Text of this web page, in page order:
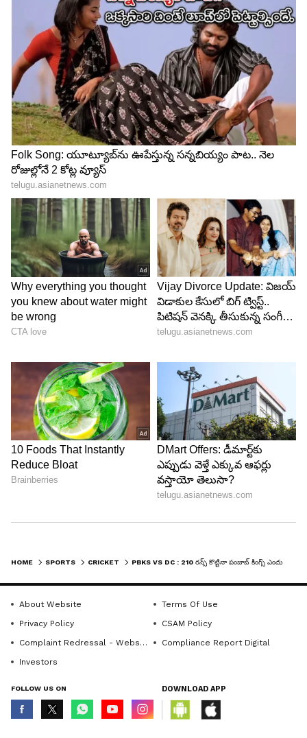
ఉంది. ముఖ్యంగా అక్షర్ పటేల్, ట్రిస్టన్ స్టబ్స్ ఇచ్చిన
సులువైన క్యాచ్‌లను పంజాబ్ ఫీల్డర్లు నేలపాలు చేశారు. డీప్
స్క్వేర్ లెగ్ వద్ద శేడ్గే, లాంగ్ ఆన్ వద్ద అర్ష్‌దీప్ సింగ్ క్యాచ్‌లు
వదిలేయడం మ్యాచ్ ఫలితంపై తీవ్ర ప్రభావం చూపింది.
5
6
Image Credit : IPL
బౌలింగ్ వైఫల్యం.. వెట్ బాల్ సమస్య
ధర్మశాలలో మంచు ప్రభావం వల్ల బంతి తడిగా మారింది.
దీంతో పంజాబ్ బౌలర్లు సరైన లెంగ్త్‌లో బౌలింగ్
చేయలేకపోయారు. యశ్ ఠాకూర్ వేసిన 19వ ఓవర్‌లో రెండు
నో బాల్స్ ఇవ్వడంతో పాటు భారీగా పరుగులు
ఓవర్లలో ప్లానింగ్ లేకుండా బౌలింగ్ చేశారని కెప్టెన్ శ్రేయాస్
అయ్యర్ కూడా అంగీకరించాడు.
6
HOME SPORTS CRICKET
About Website
Terms Of Use
Privacy Policy
CSAM Policy
Complaint Redressal - Website
Compliance Report Digital
Investors
FOLLOW US ON DOWNLOAD APP